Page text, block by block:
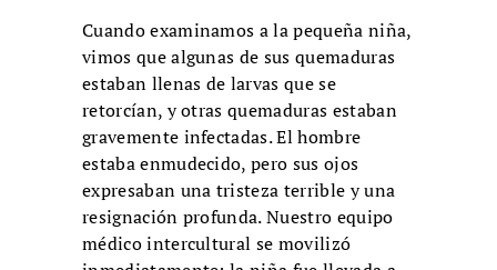
Cuando examinamos a la pequeña niña,
vimos que algunas de sus quemaduras
estaban llenas de larvas que se
retorcían, y otras quemaduras estaban
gravemente infectadas. El hombre
estaba enmudecido, pero sus ojos
expresaban una tristeza terrible y una
resignación profunda. Nuestro equipo
médico intercultural se movilizó